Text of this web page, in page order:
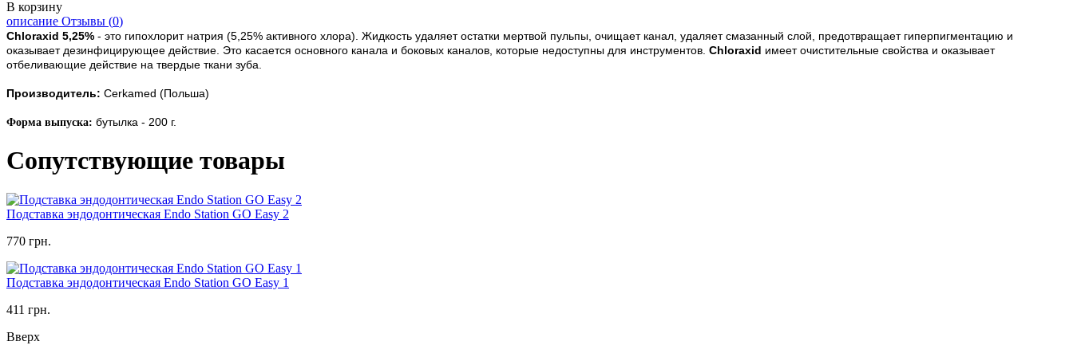
В корзину
описание Отзывы (0)
Chloraxid 5,25% - это гипохлорит натрия (5,25% активного хлора). Жидкость удаляет остатки мертвой пульпы, очищает канал, удаляет смазанный слой, предотвращает гиперпигментацию и
оказывает дезинфицирующее действие. Это касается основного канала и боковых каналов, которые недоступны для инструментов. Chloraxid имеет очистительные свойства и оказывает
отбеливающие действие на твердые ткани зуба.
Производитель: Cerkamed (Польша)
Форма выпуска: бутылка - 200 г.
Сопутствующие товары
Подставка эндодонтическая Endo Station GO Easy 2
770 грн.
Подставка эндодонтическая Endo Station GO Easy 1
411 грн.
Вверх